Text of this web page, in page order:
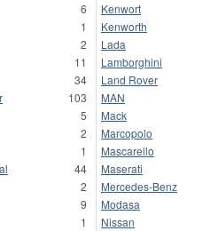
6
1
2
11
34
103
5
2
1
44
2
9
1
Kenwort
Kenworth
Lada
Lamborghini
Land Rover
MAN
Mack
Marcopolo
Mascarello
Maserati
Mercedes-Benz
Modasa
Nissan